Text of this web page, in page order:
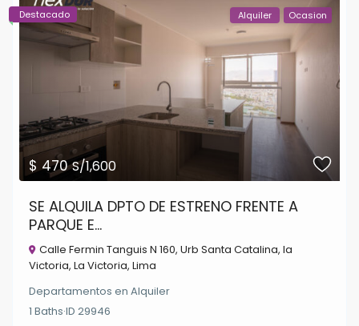
$ 470S/1,600
Alquiler Ocasion
Destacado
SE ALQUILA DPTO DE ESTRENO FRENTE A
PARQUE E...
Calle Fermin Tanguis N 160, Urb Santa Catalina, la
Victoria,La Victoria,Lima
Departamentos enAlquiler
1 Baths·ID29946